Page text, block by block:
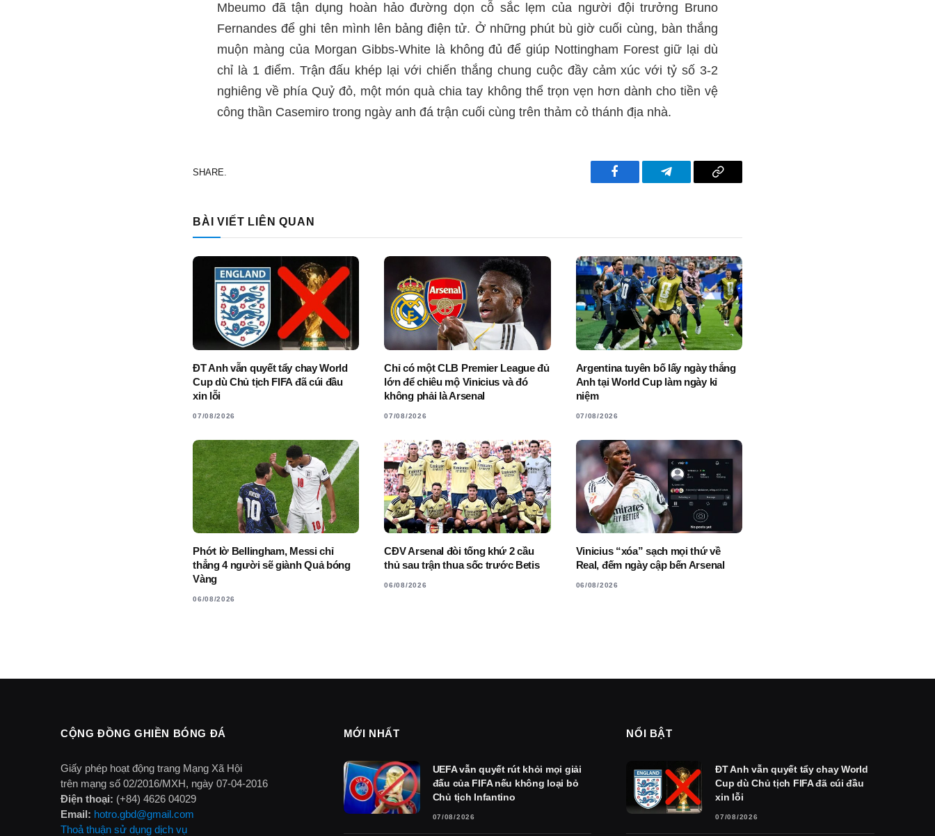
Mbeumo đã tận dụng hoàn hảo đường dọn cỗ sắc lẹm của người đội trưởng Bruno
Fernandes để ghi tên mình lên bảng điện tử. Ở những phút bù giờ cuối cùng, bàn thắng
muộn màng của Morgan Gibbs-White là không đủ để giúp Nottingham Forest giữ lại dù
chỉ là 1 điểm. Trận đấu khép lại với chiến thắng chung cuộc đầy cảm xúc với tỷ số 3-2
nghiêng về phía Quỷ đỏ, một món quà chia tay không thể trọn vẹn hơn dành cho tiền vệ
công thần Casemiro trong ngày anh đá trận cuối cùng trên thảm cỏ thánh địa nhà.
SHARE.
Facebook Telegram Copy
BÀI VIẾT LIÊN QUAN
ĐT Anh vẫn quyết tẩy chay World
Cup dù Chủ tịch FIFA đã cúi đầu
xin lỗi
07/08/2026
Chỉ có một CLB Premier League đủ
lớn để chiêu mộ Vinicius và đó
không phải là Arsenal
07/08/2026
Argentina tuyên bố lấy ngày thắng
Anh tại World Cup làm ngày kỉ
niệm
07/08/2026
Phớt lờ Bellingham, Messi chỉ
thẳng 4 người sẽ giành Quả bóng
Vàng
06/08/2026
CĐV Arsenal đòi tống khứ 2 cầu
thủ sau trận thua sốc trước Betis
06/08/2026
Vinicius “xóa” sạch mọi thứ về
Real, đếm ngày cập bến Arsenal
06/08/2026
CỘNG ĐỒNG GHIỀN BÓNG ĐÁ
Giấy phép hoạt động trang Mạng Xã Hội
trên mạng số 02/2016/MXH, ngày 07-04-2016
Điện thoại: (+84) 4626 04029
Email: hotro.gbd@gmail.com
Thoả thuận sử dụng dịch vụ
MỚI NHẤT
UEFA vẫn quyết rút khỏi mọi giải
đấu của FIFA nếu không loại bỏ
Chủ tịch Infantino
07/08/2026
NỔI BẬT
ĐT Anh vẫn quyết tẩy chay World
Cup dù Chủ tịch FIFA đã cúi đầu
xin lỗi
07/08/2026